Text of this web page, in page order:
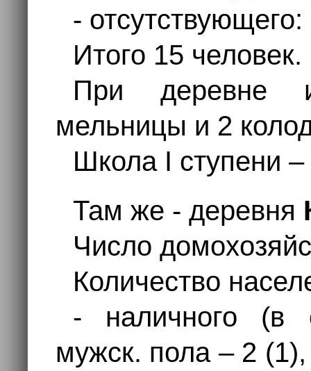
-
Итого 15 человек.
При деревне
мельницы и 2
Школа I ступени
Там же - деревня
Число
Количество
- наличного (в
мужск. пола – 2